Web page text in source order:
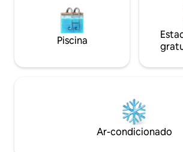
Piscina
Ar-condicionado